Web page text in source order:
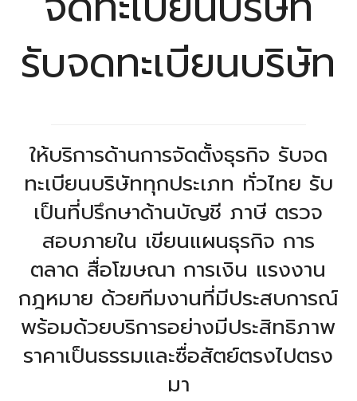
รับจดทะเบียนบริษัท
ให้บริการด้านการจัดตั้งธุรกิจ รับจด
ทะเบียนบริษัททุกประเภท ทั่วไทย รับ
เป็นที่ปรึกษาด้านบัญชี ภาษี ตรวจ
สอบภายใน เขียนแผนธุรกิจ การ
ตลาด สื่อโฆษณา การเงิน แรงงาน
กฎหมาย ด้วยทีมงานที่มีประสบการณ์
พร้อมด้วยบริการอย่างมีประสิทธิภาพ
ราคาเป็นธรรมและซื่อสัตย์ตรงไปตรง
มา